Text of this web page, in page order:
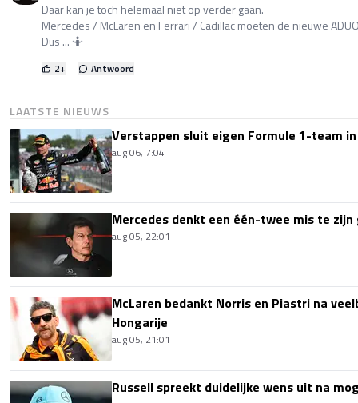
Daar kan je toch helemaal niet op verder gaan.
Mercedes / McLaren en Ferrari / Cadillac moeten de nieuwe
Dus ... 🤷
2+ Antwoord
LAATSTE NIEUWS
Verstappen sluit eigen Formule 1-team
aug 06, 7:04
Mercedes denkt een één-twee mis te
aug 05, 22:01
McLaren bedankt Norris en Piastri na
Hongarije
aug 05, 21:01
Russell spreekt duidelijke wens uit na